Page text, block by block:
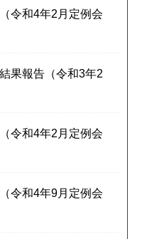
令和4年2月定例会
果報告（令和3年2
令和4年2月定例会
令和4年9月定例会